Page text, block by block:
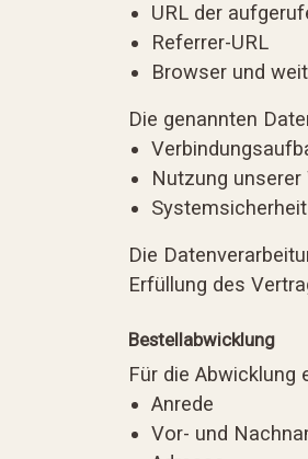
URL der
Referrer-URL
Browser und
Die genannten
Nutzung unserer
Die
Erfüllung des
Bestellabwicklung
Für die Abwicklung
Anrede
Vor- und